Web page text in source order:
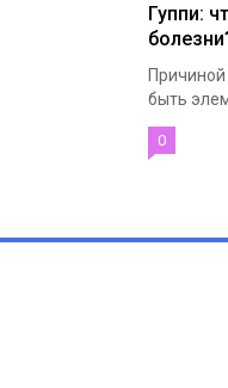
Гуппи:
Причиной
быть
0